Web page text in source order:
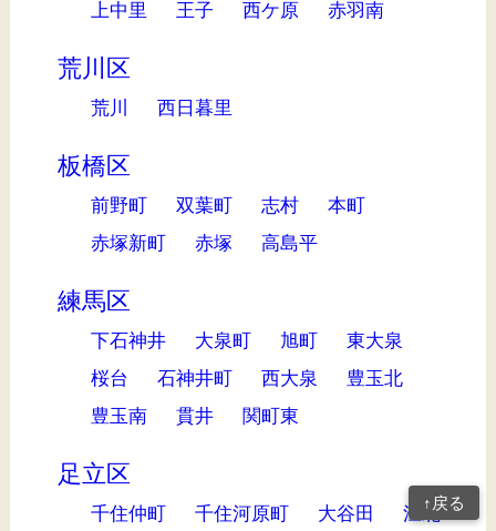
上中里 王子 西ケ原 赤羽南
荒川区
荒川 西日暮里
板橋区
前野町 双葉町 志村
本町
赤塚新町
赤塚 高島平
練馬区
下石神井 大泉町 旭町
東大泉
桜台
石神井町 西大泉
豊玉北
豊玉南
貫井 関町東
足立区
千住仲町 千住河原町 大谷田 江北↑戻る